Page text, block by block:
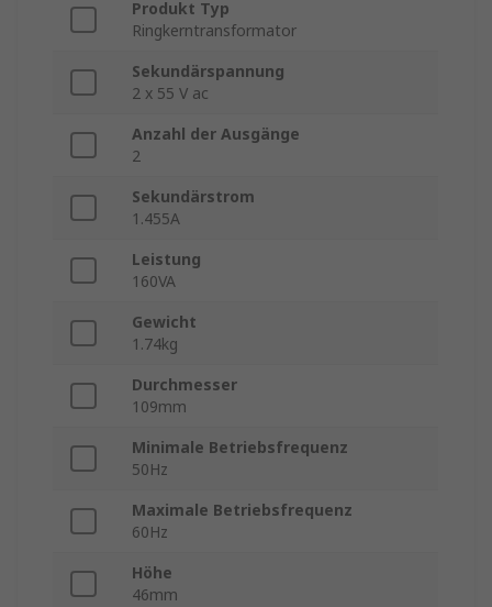
Produkt Typ
Ringkerntransformator
Sekundärspannung
2 x 55 V ac
Anzahl der Ausgänge
2
Sekundärstrom
1.455A
Leistung
160VA
Gewicht
1.74kg
Durchmesser
109mm
Minimale Betriebsfrequenz
50Hz
Maximale Betriebsfrequenz
60Hz
Höhe
46mm